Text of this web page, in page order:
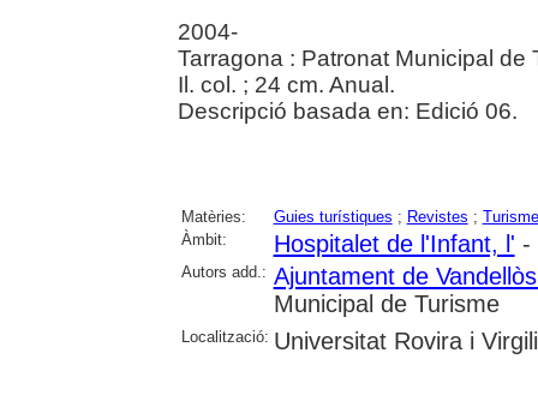
2004-
Tarragona : Patronat Municipal de
Il. col. ; 24 cm. Anual.
Descripció basada en: Edició 06.
Matèries: Guies turístiques ; Revistes ; Turisme
Àmbit:
Hospitalet de l'Infant, l' -
Autors add.: Ajuntament de
Municipal de Turisme
Localització: Universitat Rovira i Virgili